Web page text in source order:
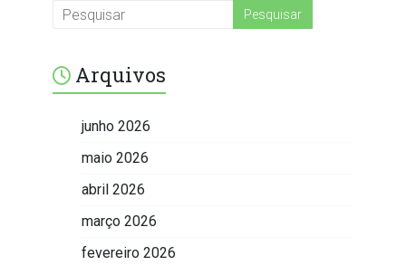
Arquivos
junho 2026
maio 2026
abril 2026
março 2026
fevereiro 2026